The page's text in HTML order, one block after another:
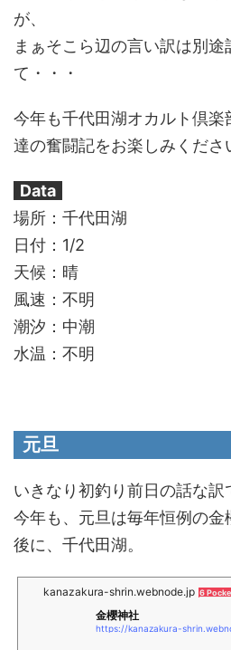
が、
まぁそこら辺の言い訳は別途
て・・・
今年も千代田湖オカルト倶
達の奮闘記をお楽しみくださ
Data
場所：千代田湖
日付：1/2
天候：晴
風速：不明
潮汐：中潮
水温：不明
元旦
いきなり初釣り前日の話な訳
今年も、元旦は毎年恒例の金
後に、千代田湖。
kanazakura-shrin.webnode.jp 6
金櫻神社
https://kanazakura-